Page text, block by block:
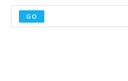
GO